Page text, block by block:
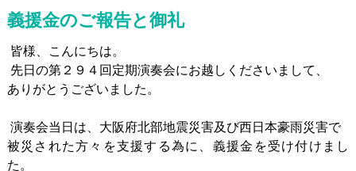
義援金のご報告と御礼
皆様、こんにちは。
先日の第２９４回 定期演奏会にお越しくださいまして、
ありがとうございました。
演奏会当日は、 大阪府北部地震災害及び西日本豪雨災害で
被災された方々を支援する為に、 義援金 を受け付けまし
た。